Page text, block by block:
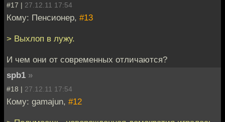
#17 | 27.12.11 17:54
Кому: Пенсионер, #13
> Выхлоп в лужу.
И чем они от современных отличаются?
spb1 »
#18 | 27.12.11 17:54
Кому: gamajun, #12